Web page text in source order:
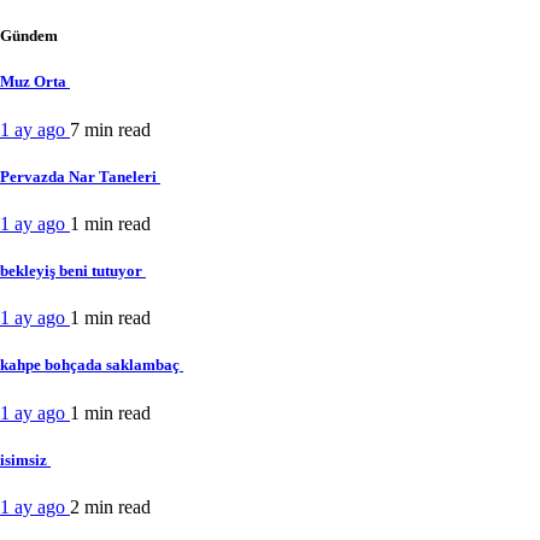
Gündem
Muz Orta
1 ay ago 7 min read
Pervazda Nar Taneleri
1 ay ago 1 min read
bekleyiş beni tutuyor
1 ay ago 1 min read
kahpe bohçada saklambaç
1 ay ago 1 min read
isimsiz
1 ay ago 2 min read